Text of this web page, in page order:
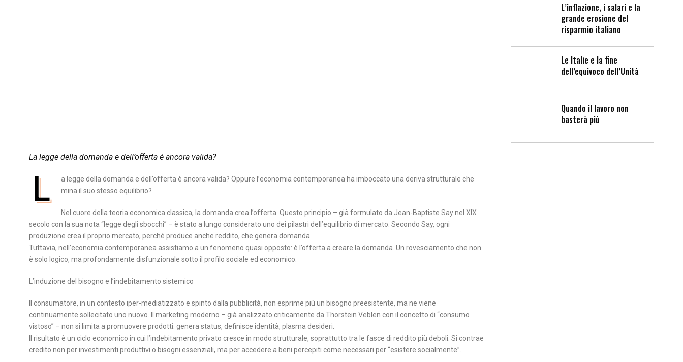
La legge della domanda e dell’offerta è ancora valida?
L
a legge della domanda e dell’offerta è ancora valida? Oppure l’economia contemporanea ha imboccato una deriva strutturale che
mina il suo stesso equilibrio?
Nel cuore della teoria economica classica, la domanda crea l’offerta. Questo principio – già formulato da Jean-Baptiste Say nel XIX
secolo con la sua nota “legge degli sbocchi” – è stato a lungo considerato uno dei pilastri dell’equilibrio di mercato. Secondo Say, ogni
produzione crea il proprio mercato, perché produce anche reddito, che genera domanda.
Tuttavia, nell’economia contemporanea assistiamo a un fenomeno quasi opposto: è l’offerta a creare la domanda. Un rovesciamento che non
è solo logico, ma profondamente disfunzionale sotto il profilo sociale ed economico.
L’induzione del bisogno e l’indebitamento sistemico
Il consumatore, in un contesto iper-mediatizzato e spinto dalla pubblicità, non esprime più un bisogno preesistente, ma ne viene
continuamente sollecitato uno nuovo. Il marketing moderno – già analizzato criticamente da Thorstein Veblen con il concetto di “consumo
vistoso” – non si limita a promuovere prodotti: genera status, definisce identità, plasma desideri.
Il risultato è un ciclo economico in cui l’indebitamento privato cresce in modo strutturale, soprattutto tra le fasce di reddito più deboli. Si contrae
credito non per investimenti produttivi o bisogni essenziali, ma per accedere a beni percepiti come necessari per “esistere socialmente”.
L’inflazione, i salari e la
grande erosione del
risparmio italiano
Le Italie e la fine
dell’equivoco dell’Unità
Quando il lavoro non
basterà più